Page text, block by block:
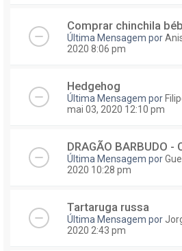
Comprar chinchila
Última Mensagem por
2020 8:06 pm
Hedgehog
Última Mensagem por
mai 03, 2020 12:10 pm
DRAGÃO BARBUDO -
Última Mensagem por
2020 10:28 pm
Tartaruga russa
Última Mensagem por
2020 2:43 pm